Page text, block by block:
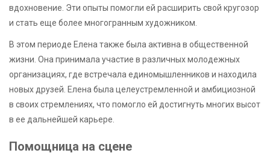
вдохновение. Эти опыты помогли ей расширить свой кругозор
и стать еще более многогранным художником.
В этом периоде Елена также была активна в общественной
жизни. Она принимала участие в различных молодежных
организациях, где встречала единомышленников и находила
новых друзей. Елена была целеустремленной и амбициозной
в своих стремлениях, что помогло ей достигнуть многих высот
в ее дальнейшей карьере.
Помощница на сцене